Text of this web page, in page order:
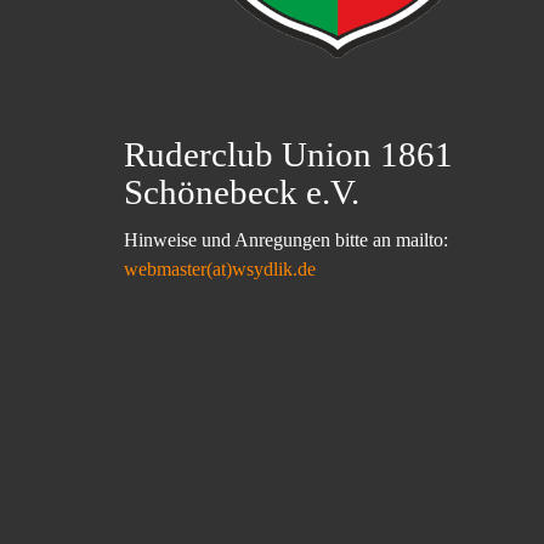
Ruderclub Union 1861
Schönebeck e.V.
Hinweise und Anregungen bitte an mailto:
webmaster(at)wsydlik.de